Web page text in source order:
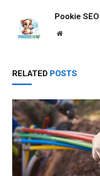
Pookie SEO
Website
RELATED POSTS